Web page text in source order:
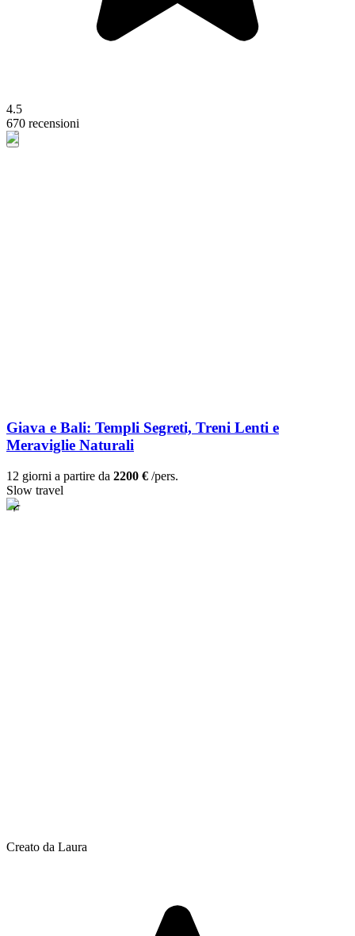
4.5
670 recensioni
Giava e Bali: Templi Segreti, Treni Lenti e
Meraviglie Naturali
12 giorni a partire da 2200 € /pers.
Slow travel
Creato da Laura